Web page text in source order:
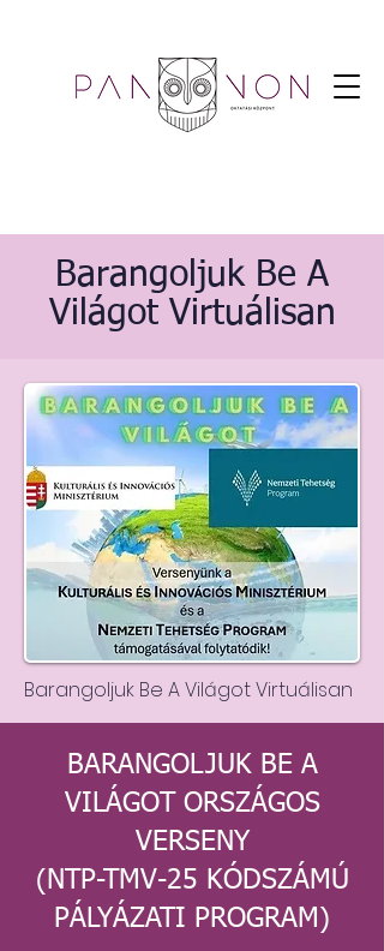
Barangoljuk Be A
Világot Virtuálisan
Barangoljuk Be A Világot Virtuálisan
BARANGOLJUK BE A
VILÁGOT ORSZÁGOS
VERSENY
(NTP-TMV-25 KÓDSZÁMÚ
PÁLYÁZATI PROGRAM)